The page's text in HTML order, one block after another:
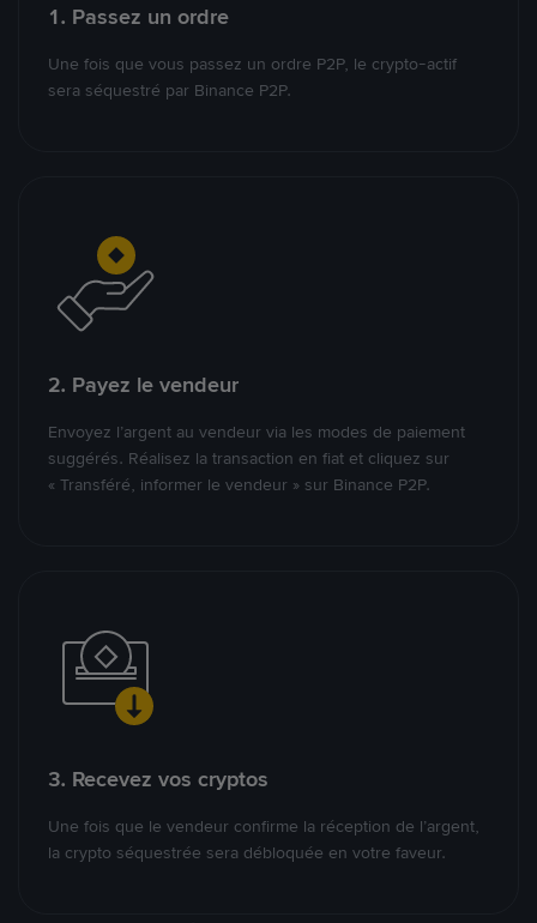
1. Passez un ordre
Une fois que vous passez un ordre P2P, le crypto-actif
sera séquestré par Binance P2P.
2. Payez le vendeur
Envoyez l’argent au vendeur via les modes de paiement
suggérés. Réalisez la transaction en fiat et cliquez sur
« Transféré, informer le vendeur » sur Binance P2P.
3. Recevez vos cryptos
Une fois que le vendeur confirme la réception de l’argent,
la crypto séquestrée sera débloquée en votre faveur.